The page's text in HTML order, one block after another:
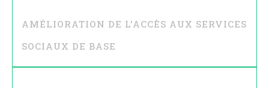
AMÉLIORATION DE L'ACCÈS AUX SERVICES
SOCIAUX DE BASE